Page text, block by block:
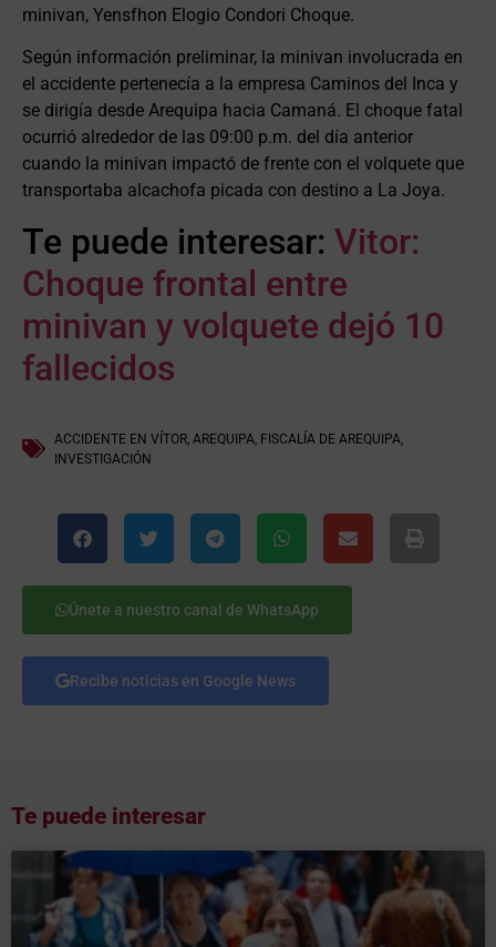
minivan, Yensfhon Elogio Condori Choque.
Según información preliminar, la minivan involucrada en
el accidente pertenecía a la empresa Caminos del Inca y
se dirigía desde Arequipa hacia Camaná. El choque fatal
ocurrió alrededor de las 09:00 p.m. del día anterior
cuando la minivan impactó de frente con el volquete que
transportaba alcachofa picada con destino a La Joya.
Te puede interesar: Vitor:
Choque frontal entre
minivan y volquete dejó 10
fallecidos
ACCIDENTE EN VÍTOR AREQUIPA FISCALÍA DE AREQUIPA
INVESTIGACIÓN
Únete a nuestro canal de WhatsApp
Recibe noticias en Google News
Te puede interesar